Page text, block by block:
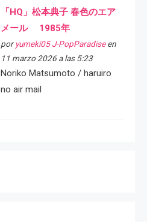
「HQ」松本典子 春色のエア
メール 1985年
por yumeki05 J-PopParadiseen
11 marzo 2026 a las 5:23
Noriko Matsumoto / haruiro
no air mail